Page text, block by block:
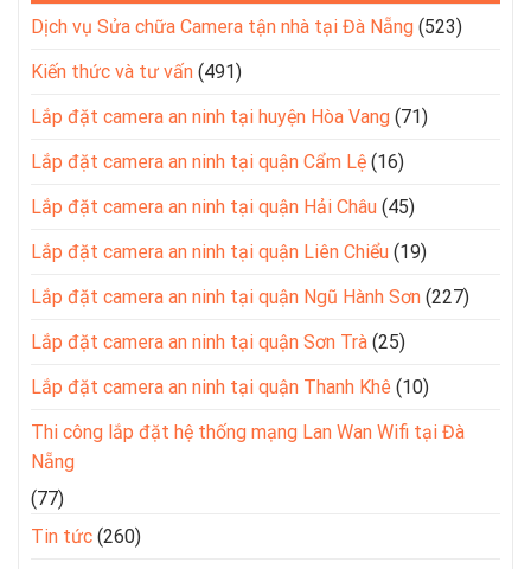
Dịch vụ Sửa chữa Camera tận nhà tại Đà Nẵng (523)
Kiến thức và tư vấn (491)
Lắp đặt camera an ninh tại huyện Hòa Vang (71)
Lắp đặt camera an ninh tại quận Cẩm Lệ (16)
Lắp đặt camera an ninh tại quận Hải Châu (45)
Lắp đặt camera an ninh tại quận Liên Chiểu (19)
Lắp đặt camera an ninh tại quận Ngũ Hành Sơn (227)
Lắp đặt camera an ninh tại quận Sơn Trà (25)
Lắp đặt camera an ninh tại quận Thanh Khê (10)
Thi công lắp đặt hệ thống mạng Lan Wan Wifi tại Đà
Nẵng
(77)
Tin tức (260)